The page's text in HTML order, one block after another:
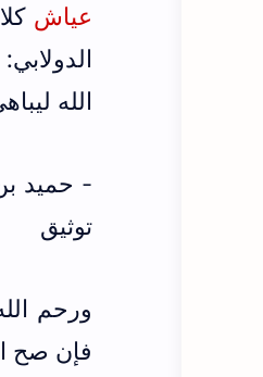
عياش
الله
- حميد
توثيق
ورحم
فإن صح